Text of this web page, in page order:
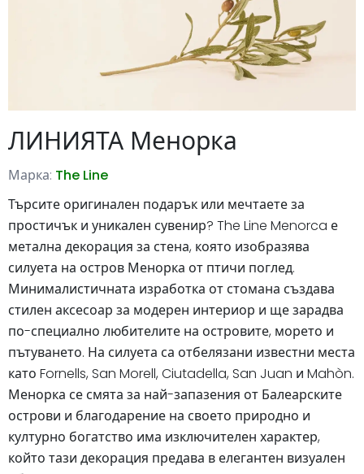
ЛИНИЯТА Менорка
Марка: The Line
Търсите оригинален подарък или мечтаете за
простичък и уникален сувенир? The Line Menorca е
метална декорация за стена, която изобразява
силуета на остров Менорка от птичи поглед.
Минималистичната изработка от стомана създава
стилен аксесоар за модерен интериор и ще зарадва
по-специално любителите на островите, морето и
пътуването. На силуета са отбелязани известни места
като Fornells, San Morell, Ciutadella, San Juan и Mahòn.
Менорка се смята за най-запазения от Балеарските
острови и благодарение на своето природно и
културно богатство има изключителен характер,
който тази декорация предава в елегантен визуален